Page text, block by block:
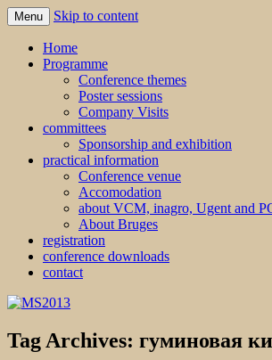
MS2013
Menu Skip to content
Home
Programme
Conference themes
Poster sessions
Company Visits
committees
Sponsorship and exhibition
practical information
Conference venue
Accomodation
about VCM, inagro, Ugent and
About Bruges
registration
conference downloads
contact
Tag Archives: гуминовая